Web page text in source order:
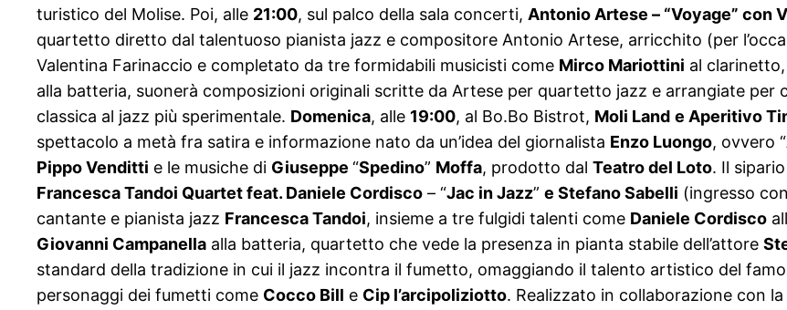
turistico del Molise. Poi, alle 21:00, sul palco della sala concerti, Antonio Artese – “Voyage” con
quartetto diretto dal talentuoso pianista jazz e compositore Antonio Artese, arricchito (per
Valentina Farinaccio e completato da tre formidabili musicisti come Mirco Mariottini al clarinetto,
alla batteria, suonerà composizioni originali scritte da Artese per quartetto jazz e arrangiate
classica al jazz più sperimentale. Domenica, alle 19:00, al Bo.Bo Bistrot, Moli Land e Aperitivo
spettacolo a metà fra satira e informazione nato da un’idea del giornalista Enzo Luongo, ovvero “
Pippo Venditti e le musiche di Giuseppe “Spedino” Moffa, prodotto dal Teatro del Loto. Il
Francesca Tandoi Quartet feat. Daniele Cordisco – “Jac in Jazz” e Stefano Sabelli (ingresso
cantante e pianista jazz Francesca Tandoi, insieme a tre fulgidi talenti come Daniele Cordisco
Giovanni Campanella alla batteria, quartetto che vede la presenza in pianta stabile dell’attore
standard della tradizione in cui il jazz incontra il fumetto, omaggiando il talento artistico del
personaggi dei fumetti come Cocco Bill e Cip l’arcipoliziotto. Realizzato in collaborazione con